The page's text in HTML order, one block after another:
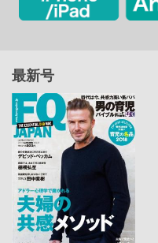
最新号